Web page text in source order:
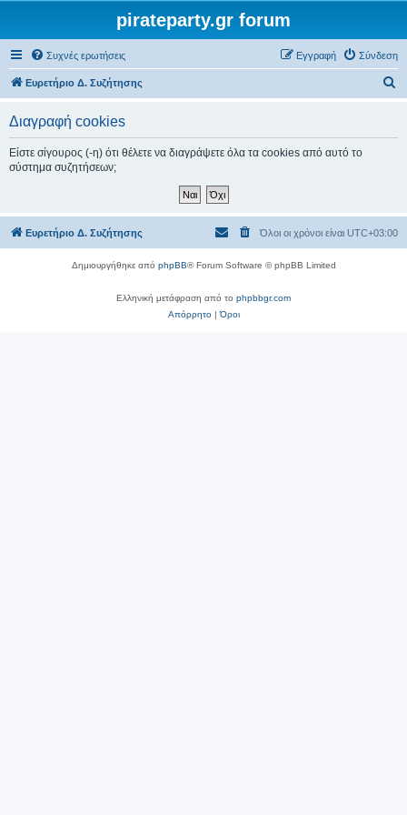
pirateparty.gr forum
Συχνές ερωτήσεις Σύνδεση
Εγγραφή
Ευρετήριο Δ. Συζήτησης
σ
Διαγραφή cookies
Είστε σίγουρος (-η) ότι θέλετε να διαγράψετε όλα τα cookies από αυτό το
σύστημα συζητήσεων;
Ευρετήριο Δ. Συζήτησης Όλοι οι χρόνοι είναι UTC+03:00
Δημιουργήθηκε από phpBB® Forum Software © phpBB Limited
Ελληνική μετάφραση από το phpbbgr.com
Απόρρητο|Όροι